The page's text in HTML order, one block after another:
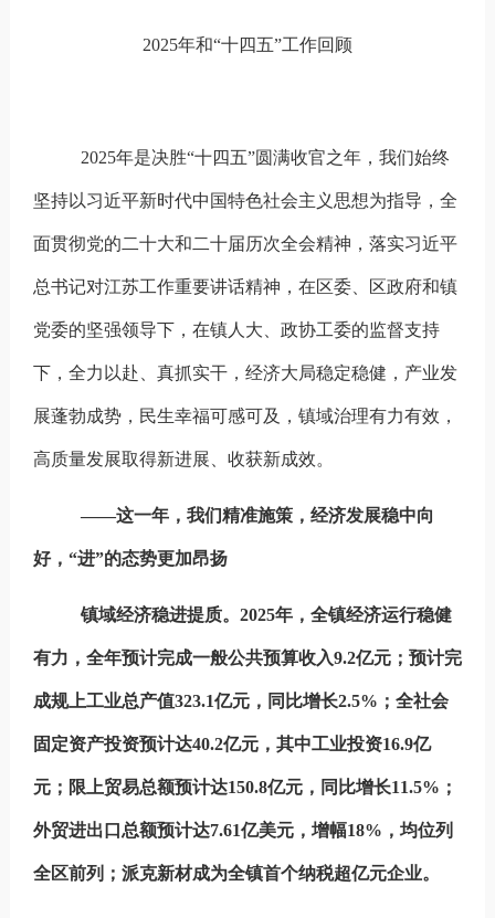
2025年和“十四五”工作回顾
2025年是决胜“十四五”圆满收官之年，我们始终
坚持以习近平新时代中国特色社会主义思想为指导，全
面贯彻党的二十大和二十届历次全会精神，落实习近平
总书记对江苏工作重要讲话精神，在区委、区政府和镇
党委的坚强领导下，在镇人大、政协工委的监督支持
下，全力以赴、真抓实干， 经济大局稳定稳健，产业发
展蓬勃成势，民生幸福可感可及，镇域治理有力有效，
高质量发展取得新进展、收获新成效。
——这一年，我们精准施策，经济发展稳中向
好，“进”的态势更加昂扬
镇域经济稳进提质。 2025年，全镇经济运行稳健
有力，全年预计完成一般公共预算收入9.2亿元；预计完
成规上工业总产值323.1亿元，同比增长2.5%；全社会
固定资产投资预计达40.2亿元，其中工业投资16.9亿
元；限上贸易总额预计达150.8亿元，同比增长11.5%；
外贸进出口总额预计达7.61亿美元，增幅18%，均位列
全区前列；派克新材成为全镇首个纳税超亿元企业。